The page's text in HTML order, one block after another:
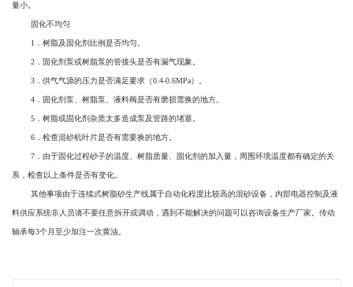
量小。
固化不均匀
1．树脂及固化剂比例是否均匀。
2．固化剂泵或树脂泵的管接头是否有漏气现象。
3．供气气源的压力是否满足要求（0.4-0.6MPa）。
4．固化剂泵、树脂泵、液料阀是否有磨损需换的地方。
5．树脂或固化剂杂质太多造成泵及管路的堵塞。
6．检查混砂机叶片是否有需要换的地方。
7．由于固化过程砂子的温度、树脂质量、固化剂的加入量，周围环境温度都有确定的关
系，检查以上条件是否有变化。
其他事项由于连续式树脂砂生产线属于自动化程度比较高的混砂设备，内部电器控制及液
料供应系统非人员请不要任意拆开或调动，遇到不能解决的问题可以咨询设备生产厂家。传动
轴承每3个月至少加注一次黄油。